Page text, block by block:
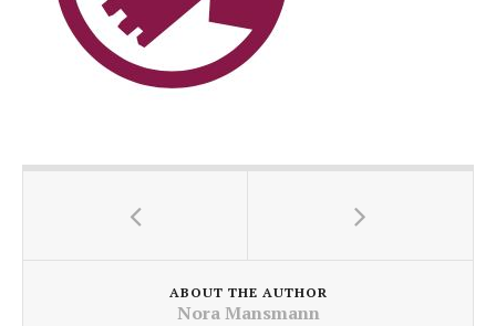
ABOUT THE AUTHOR
Nora Mansmann